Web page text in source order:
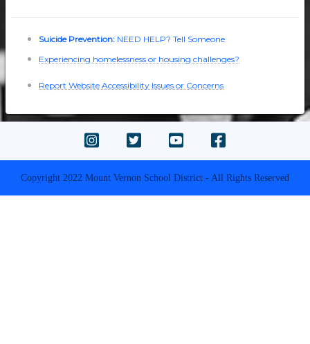
Suicide Prevention: NEED HELP? Tell Someone
Experiencing homelessness or housing challenges?
Report Website Accessibility Issues or Concerns
Copyright 2022 Mount Vernon School District - All Rights Reserved